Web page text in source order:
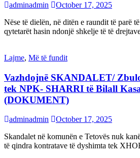
adminadmin
October 17, 2025
Nëse të dielën, në ditën e raundit të parë
qytetarët hasin ndonjë shkelje të të
Lajme, Më të fundit
Vazhdojnē SKANDALET/
tek NPK- SHARRI të Bilall
(DOKUMENT)
adminadmin
October 17, 2025
Skandalet në komunën e Tetovës nuk
të qindra kontratave të dyshimta tek